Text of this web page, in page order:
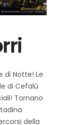
di Notte! Le
di Cefalù
Tornano
della